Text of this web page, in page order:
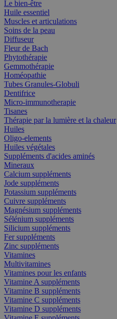
Le bien-être
Huile essentiel
Muscles et articulations
Soins de la peau
Diffuseur
Fleur de Bach
Phytothérapie
Gemmothérapie
Homéopathie
Tubes Granules-Globuli
Dentifrice
Micro-immunotherapie
Tisanes
Thérapie par la lumière et la chaleur
Huiles
Oligo-elements
Huiles végétales
Suppléments d'acides aminés
Mineraux
Calcium suppléments
Jode suppléments
Potassium suppléments
Cuivre suppléments
Magnésium suppléments
Sélénium suppléments
Silicium suppléments
Fer suppléments
Zinc suppléments
Vitamines
Multivitamines
Vitamines pour les enfants
Vitamine A suppléments
Vitamine B suppléments
Vitamine C suppléments
Vitamine D suppléments